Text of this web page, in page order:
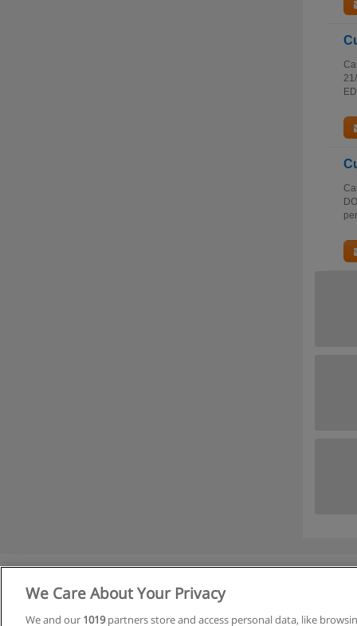
We Care About Your Privacy
We and our 1019partners store and access personal data, like